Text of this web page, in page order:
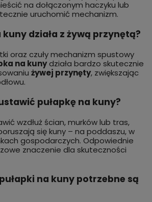
na dołączonym haczyku lub
uruchomić mechanizm.
kuny działa z żywą przynętą?
oraz czuły mechanizm spustowy
na kunydziała bardzo skutecznie
żywej przynęty, zwiększając
pułapkę na kuny?
wzdłuż ścian, murków lub tras,
się kuny – na poddaszu, w
gospodarczych. Odpowiednie
znaczenie dla skuteczności
na kuny potrzebne są